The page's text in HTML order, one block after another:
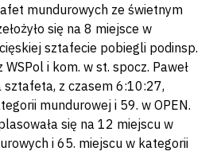
mundurowych ze świetnym
się na 8 miejsce w
sztafecie pobiegli podinsp.
i kom. w st. spocz. Paweł
sztafeta, z czasem 6:10:27,
mundurowej i 59. w OPEN.
się na 12 miejscu w
i 65. miejscu w kategorii